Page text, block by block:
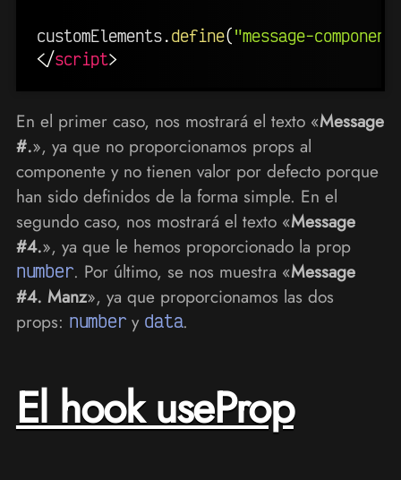
customElements. define("message-
</script>
En el primer caso, nos mostrará el texto «Message
#.», ya que no proporcionamos props al
componente y no tienen valor por defecto porque
han sido definidos de la forma simple. En el
segundo caso, nos mostrará el texto «Message
#4.», ya que le hemos proporcionado la prop
number. Por último, se nos muestra «Message
#4. Manz», ya que proporcionamos las dos
props: number y data.
El hook useProp